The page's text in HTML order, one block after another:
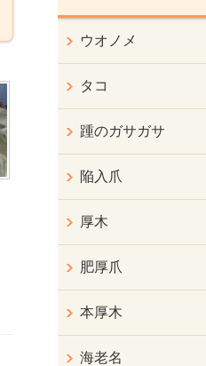
ウオノメ
タコ
踵のガサガサ
陥入爪
厚木
肥厚爪
本厚木
海老名